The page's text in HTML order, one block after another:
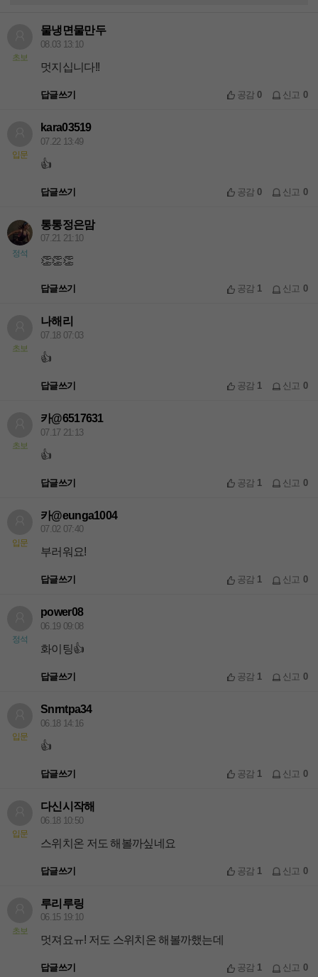
초보
물냉면물만두
08.03 13:10
멋지십니다!!
답글쓰기 공감0 신고 0
입문
kara03519
07.22 13:49
👍
답글쓰기 공감0 신고 0
정석
통통정은맘
07.21 21:10
👏👏👏
답글쓰기 공감 1 신고 0
초보
나해리
07.18 07:03
👍
답글쓰기 공감 1 신고 0
초보
카@6517631
07.17 21:13
👍
답글쓰기 공감 1 신고 0
입문
카@eunga1004
07.02 07:40
부러워요!
답글쓰기 공감 1 신고 0
정석
power08
06.19 09:08
화이팅👍
답글쓰기 공감 1 신고 0
입문
Snrntpa34
06.18 14:16
👍
답글쓰기 공감 1 신고 0
입문
다신시작해
06.18 10:50
스위치온 저도 해볼까싶네요
답글쓰기 공감 1 신고 0
초보
루리루링
06.15 19:10
멋져요ㅠ! 저도 스위치온 해볼까했는데
답글쓰기 공감 1 신고 0